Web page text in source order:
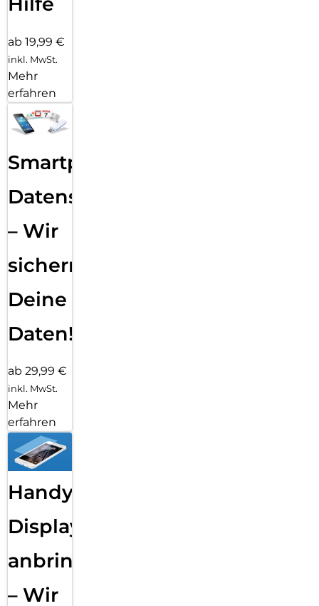
ab 19,99 €
inkl. MwSt.
Mehr
erfahren
Smartphone
Datensicherung
– Wir
sichern
Deine
Daten!
ab 29,99 €
inkl. MwSt.
Mehr
erfahren
Handy
Displayfolie
anbringen
– Wir